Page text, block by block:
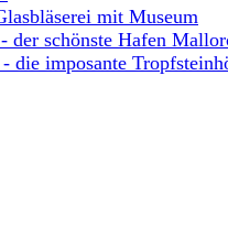
mit Museum
der schönste Hafen
die imposante